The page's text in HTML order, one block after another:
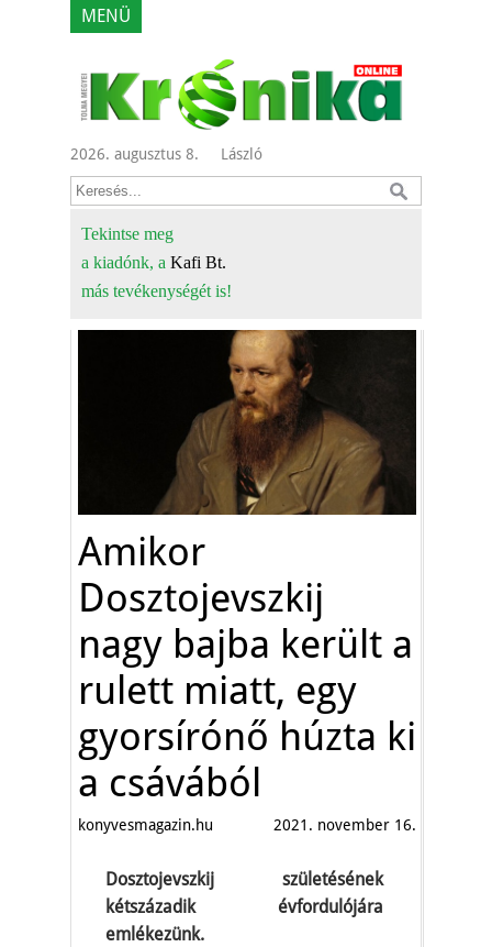
MENÜ
2026. augusztus 8. László
Tekintse meg
a kiadónk, a Kafi Bt.
más tevékenységét is!
Amikor
Dosztojevszkij
nagy bajba került a
rulett miatt, egy
gyorsírónő húzta ki
a csávából
konyvesmagazin.hu 2021. november 16.
Dosztojevszkij születésének
kétszázadik évfordulójára
emlékezünk.